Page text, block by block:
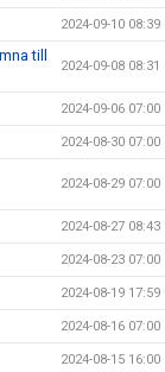
2024-09-10 08:39
till
2024-09-08 08:31
2024-09-06 07:00
2024-08-30 07:00
2024-08-29 07:00
2024-08-27 08:43
2024-08-23 07:00
2024-08-19 17:59
2024-08-16 07:00
2024-08-15 16:00